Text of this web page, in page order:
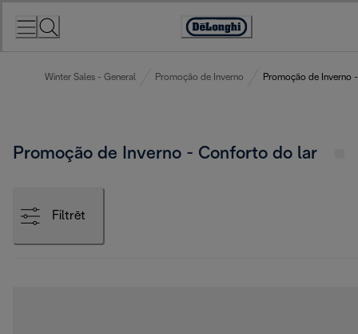
Accessibility
Winter Sales - General Promoção de Inverno Promoção de Inverno
Promoção de Inverno - Conforto do lar
Filtrēt